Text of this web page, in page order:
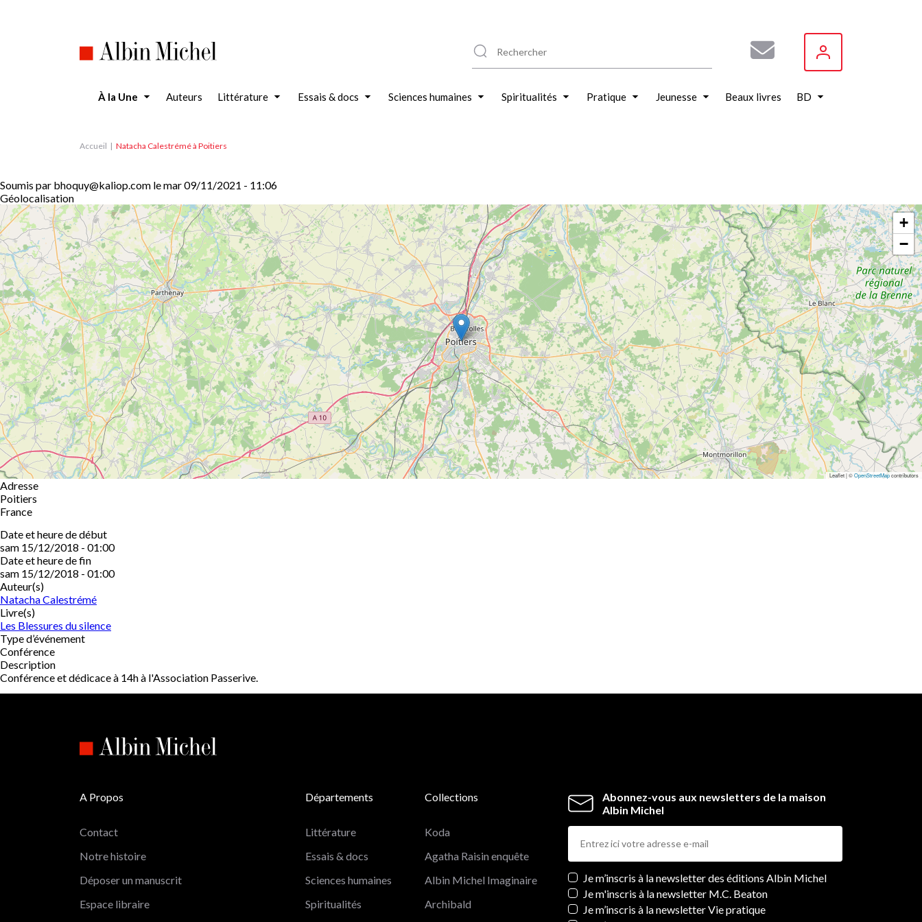
À la Une Auteurs Littérature Essais & docs Sciences humaines Spiritualités Pratique Jeunesse Beaux livres BD
Accueil Natacha Calestrémé à Poitiers
Soumis par bhoquy@kaliop.com lemar 09/11/2021 - 11:06
Géolocalisation
+
−
Leaflet | ©OpenStreetMapcontributors
Adresse
Poitiers
France
Date et heure de début
sam 15/12/2018 - 01:00
Date et heure de fin
sam 15/12/2018 - 01:00
Auteur(s)
Natacha Calestrémé
Livre(s)
Les Blessures du silence
Type d’événement
Conférence
Description
Conférence et dédicace à 14h à l'Association Passerive.
Abonnez-vous aux newsletters de la maison
Albin Michel
Newsletters
Je m’inscris à la newsletter des éditions Albin Michel
Je m'inscris à la newsletter M.C. Beaton
Je m’inscris à la newsletter Vie pratique
A Propos
Contact
Notre histoire
Déposer un manuscrit
Espace libraire
Départements
Littérature
Essais & docs
Sciences humaines
Spiritualités
Collections
Koda
Agatha Raisin enquête
Albin Michel Imaginaire
Archibald